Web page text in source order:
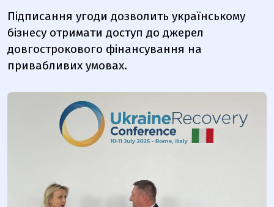
Підписання угоди дозволить українському
бізнесу отримати доступ до джерел
довгострокового фінансування на
привабливих умовах.